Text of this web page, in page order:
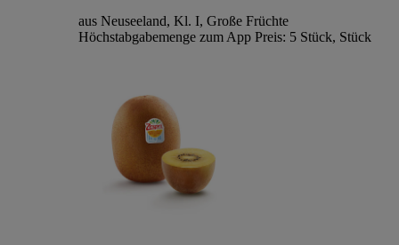
aus Neuseeland, Kl. I, Große Früchte
Höchstabgabemenge zum App Preis: 5 Stück, Stück